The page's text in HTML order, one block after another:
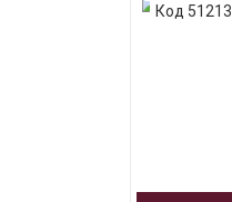
Код 51213